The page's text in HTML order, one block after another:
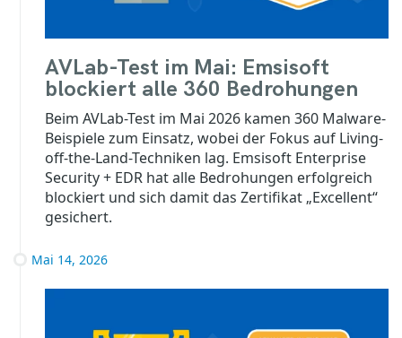
AVLab-Test im Mai: Emsisoft
blockiert alle 360 Bedrohungen
Beim AVLab-Test im Mai 2026 kamen 360 Malware-
Beispiele zum Einsatz, wobei der Fokus auf Living-
off-the-Land-Techniken lag. Emsisoft Enterprise
Security + EDR hat alle Bedrohungen erfolgreich
blockiert und sich damit das Zertifikat „Excellent“
gesichert.
Mai 14, 2026